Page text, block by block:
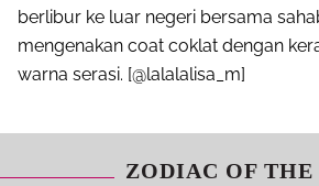
berlibur ke luar negeri bersama
mengenakan coat coklat dengan
warna serasi. [@lalalalisa_m]
ZODIAC OF THE